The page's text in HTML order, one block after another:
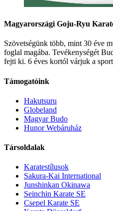
Magyarországi Goju-Ryu
Szövetségünk több, mint 30 éve
foglal magába. Tevékenységét
fejti ki. 6 éves kortól várjuk a
Támogatóink
Hakutsuru
Globeland
Magyar Budo
Hunor Webáruház
Társoldalak
Karatestílusok
Sakura-Kai International
Junshinkan Okinawa
Seinchin Karate SE
Csepel Karate SE